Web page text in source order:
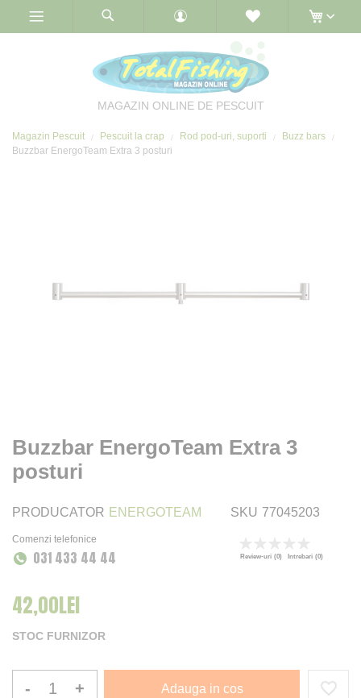
MAGAZIN ONLINE DE PESCUIT
Magazin Pescuit Pescuit la crap Rod pod-uri, suporti
Buzz bars
Buzzbar EnergoTeam Extra 3 posturi
Buzzbar EnergoTeam Extra 3
posturi
PRODUCATOR ENERGOTEAM SKU 77045203
Comenzi telefonice
031 433 44 44
0
% of100
Review-uri (0) Intrebari (0)
42,00LEI
STOC FURNIZOR
- + Adauga in cos